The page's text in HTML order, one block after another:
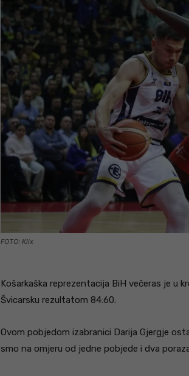
FOTO: Klix
Košarkaška reprezentacija BiH večeras je u
Švicarsku rezultatom 84:60.
Ovom pobjedom izabranici Darija Gjergje
smo na omjeru od jedne pobjede i dva